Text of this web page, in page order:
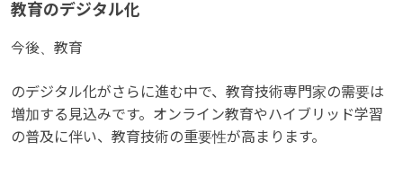
教育のデジタル化
今後、教育
のデジタル化がさらに進む中で、教育技術専門家の需要は
増加する見込みです。オンライン教育やハイブリッド学習
の普及に伴い、教育技術の重要性が高まります。